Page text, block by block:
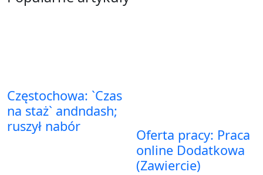
Częstochowa: `Czas
na staż` andndash;
ruszył nabór
Oferta pracy: Praca
online Dodatkowa
(Zawiercie)